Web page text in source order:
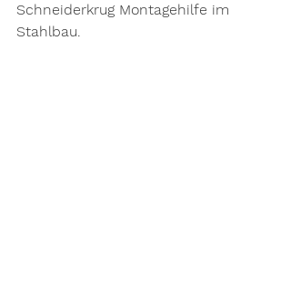
Schneiderkrug Montagehilfe im
Stahlbau.